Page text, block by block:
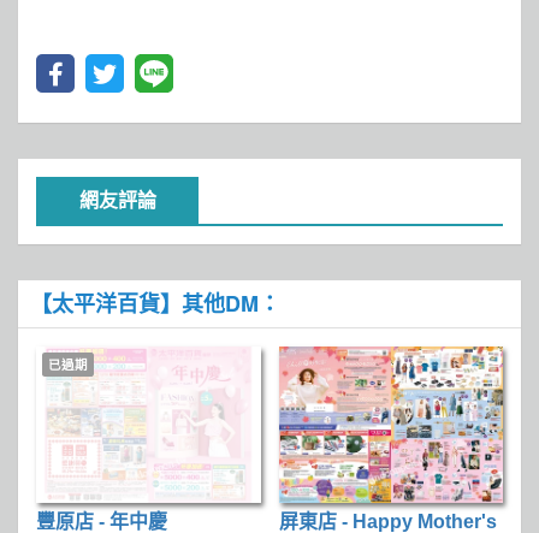
網友評論
【太平洋百貨】其他DM：
已過期
豐原店 - 年中慶
屏東店 - Happy Mother's